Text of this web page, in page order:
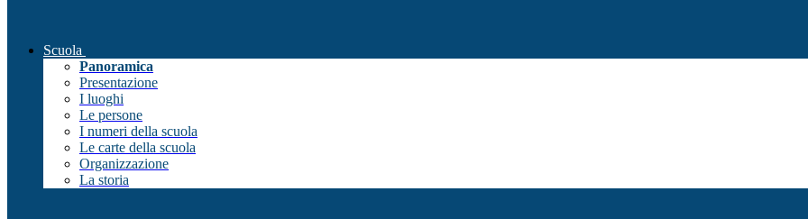
Scuola
Panoramica
Presentazione
I luoghi
Le persone
I numeri della scuola
Le carte della scuola
Organizzazione
La storia